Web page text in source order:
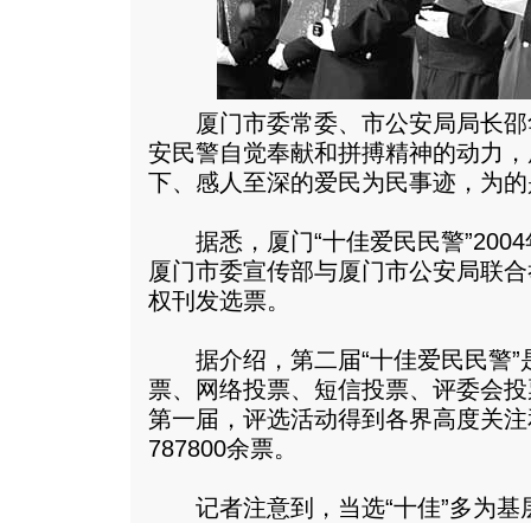
厦门市委常委、市公安局局长邵
安民警自觉奉献和拼搏精神的动力
下、感人至深的爱民为民事迹，为
据悉，厦门“十佳爱民民警”2004
厦门市委宣传部与厦门市公安局联
权刊发选票。
据介绍，第二届“十佳爱民民警”
票、网络投票、短信投票、评委会
第一届，评选活动得到各界高度关
787800余票。
记者注意到，当选“十佳”多为基